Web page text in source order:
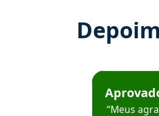
Estudante José
“Meus